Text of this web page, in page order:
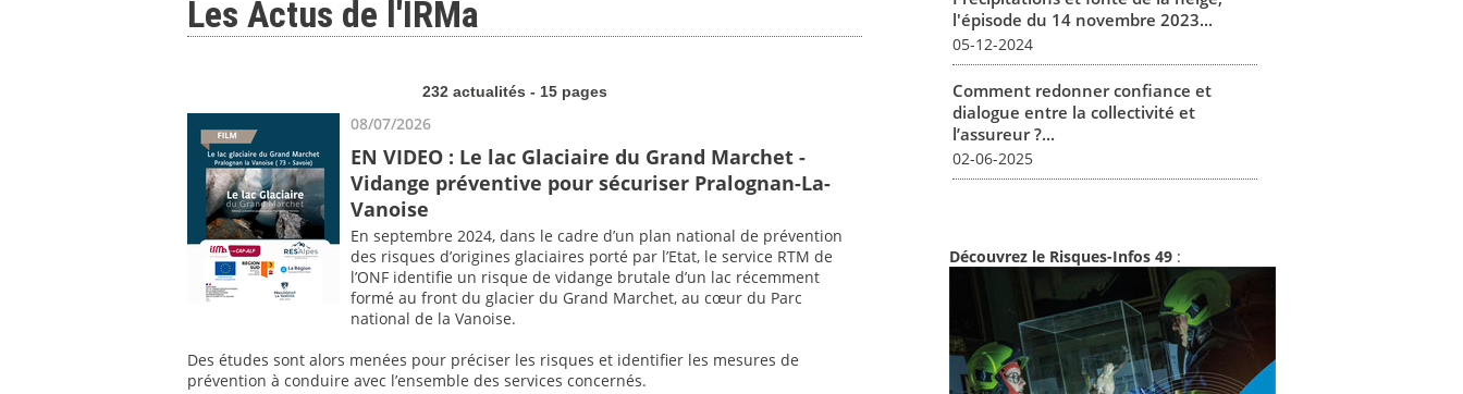
Les Actus de l'IRMa
232 actualités - 15 pages
08/07/2026
EN VIDEO : Le lac Glaciaire du Grand Marchet -
Vidange préventive pour sécuriser Pralognan-La-
Vanoise
En septembre 2024, dans le cadre d’un plan national de prévention
des risques d’origines glaciaires porté par l’Etat, le service RTM de
l’ONF identifie un risque de vidange brutale d’un lac récemment
formé au front du glacier du Grand Marchet, au cœur du Parc
national de la Vanoise.
Des études sont alors menées pour préciser les risques et identifier les mesures de
prévention à conduire avec l’ensemble des services concernés.
l'épisode du 14 novembre 2023...
05-12-2024
Comment redonner confiance et
dialogue entre la collectivité et
l’assureur ?...
02-06-2025
Découvrez le Risques-Infos 49 :